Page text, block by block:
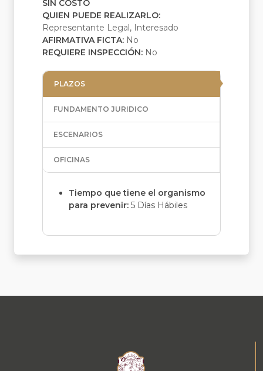
SIN COSTO
QUIEN PUEDE REALIZARLO:
Representante Legal, Interesado
AFIRMATIVA FICTA: No
REQUIERE INSPECCIÓN: No
PLAZOS
FUNDAMENTO JURIDICO
ESCENARIOS
OFICINAS
Tiempo que tiene el organismo
para prevenir: 5 Días Hábiles